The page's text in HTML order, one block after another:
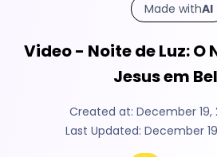
Made withAI
Video - Noite de Luz: O
Jesus em
Created at: December 19,
Last Updated: December